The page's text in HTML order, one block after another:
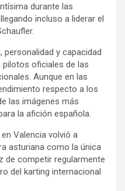
durante las
incluso a liderar el
y capacidad
pilotos oficiales de las
Aunque en las
respecto a los
las imágenes más
la afición española.
Valencia volvió a
asturiana como la única
de competir regularmente
del karting internacional